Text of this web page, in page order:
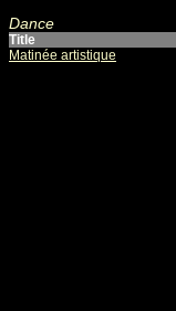
Dance
Title
Matinée artistique